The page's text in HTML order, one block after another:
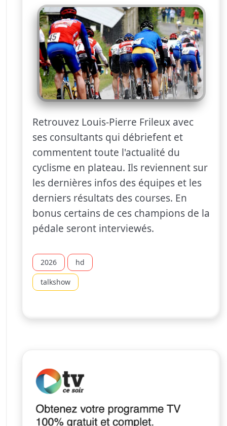
Retrouvez Louis-Pierre Frileux avec
ses consultants qui débriefent et
commentent toute l'actualité du
cyclisme en plateau. Ils reviennent sur
les dernières infos des équipes et les
derniers résultats des courses. En
bonus certains de ces champions de la
pédale seront interviewés.
2026 hd
talkshow